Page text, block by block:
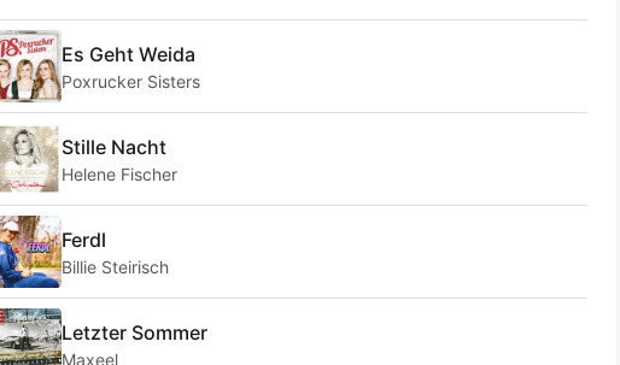
Es Geht Weida
Poxrucker Sisters
Stille Nacht
Helene Fischer
Ferdl
Billie Steirisch
Letzter Sommer
Maxeel